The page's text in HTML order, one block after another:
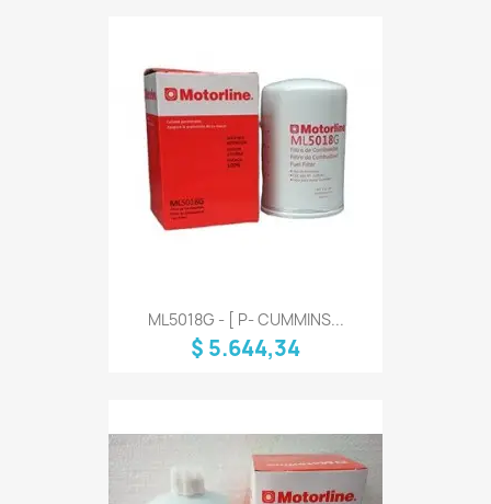
ML5018G - [ P- CUMMINS...
$ 5.644,34